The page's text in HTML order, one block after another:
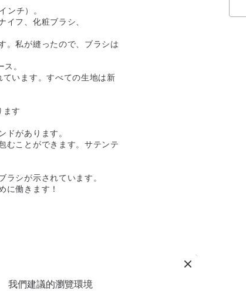
チ）。
フ、化粧ブラシ、
。私が縫ったので、ブラシは
。
います。すべての生地は新
す
があります。
むことができます。サテンテ
シが示されています。
に働きます！
我們建議的瀏覽環境